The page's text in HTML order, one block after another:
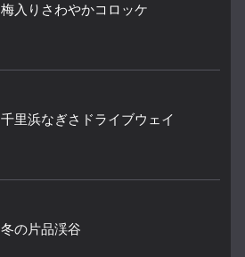
梅入りさわやかコロッケ
千里浜なぎさドライブウェイ
冬の片品渓谷